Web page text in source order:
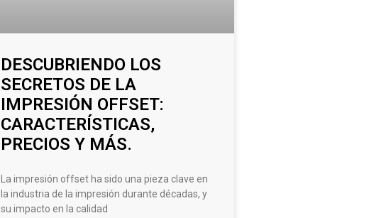
DESCUBRIENDO LOS
SECRETOS DE LA
IMPRESIÓN OFFSET:
CARACTERÍSTICAS,
PRECIOS Y MÁS.
La impresión offset ha sido una pieza clave en
la industria de la impresión durante décadas, y
su impacto en la calidad